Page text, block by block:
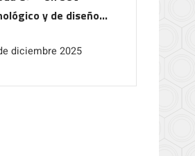
y de diseño
diciembre 2025